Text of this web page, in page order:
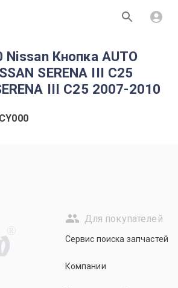
Nissan Кнопка AUTO
SERENA III C25
III C25 2007-2010
R
Для покупателей
Сервис поиска запчастей
Компании